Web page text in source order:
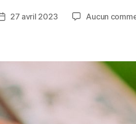
Date27 avril 2023 Aucun